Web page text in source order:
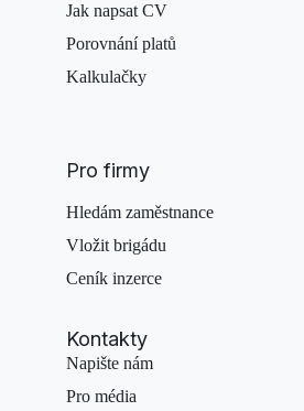
Jak napsat CV
Porovnání platů
Kalkulačky
Pro firmy
Hledám zaměstnance
Vložit brigádu
Ceník inzerce
Kontakty
Napište nám
Pro média